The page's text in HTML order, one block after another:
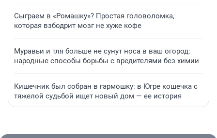
Сыграем в «Ромашку»? Простая головоломка,
которая взбодрит мозг не хуже кофе
Муравьи и тля больше не сунут носа в ваш огород:
народные способы борьбы с вредителями без химии
Кишечник был собран в гармошку: в Югре кошечка с
тяжелой судьбой ищет новый дом — ее история